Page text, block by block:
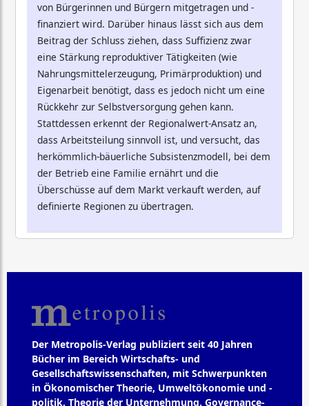
von Bürgerinnen und Bürgern mitgetragen und -
finanziert wird. Darüber hinaus lässt sich aus dem
Beitrag der Schluss ziehen, dass Suffizienz zwar
eine Stärkung reproduktiver Tätigkeiten (wie
Nahrungsmittelerzeugung, Primärproduktion) und
Eigenarbeit benötigt, dass es jedoch nicht um eine
Rückkehr zur Selbstversorgung gehen kann.
Stattdessen erkennt der Regionalwert-Ansatz an,
dass Arbeitsteilung sinnvoll ist, und versucht, das
herkömmlich-bäuerliche Subsistenzmodell, bei dem
der Betrieb eine Familie ernährt und die
Überschüsse auf dem Markt verkauft werden, auf
definierte Regionen zu übertragen.
Der Metropolis-Verlag publiziert seit 40 Jahren
Bücher im Bereich Wirtschafts- und
Gesellschaftswissenschaften, mit Schwerpunkten
in Ökonomischer Theorie, Umweltökonomie und -
politik, Theorie der Unternehmung, Governance-